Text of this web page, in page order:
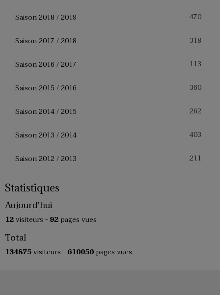
Saison 2018 / 2019 470
Saison 2017 / 2018 318
Saison 2016 / 2017 113
Saison 2015 / 2016 360
Saison 2014 / 2015 262
Saison 2013 / 2014 403
Saison 2012 / 2013 211
Statistiques
Aujourd'hui
12visiteurs - 92 pages vues
Total
134875visiteurs - 610050 pages vues